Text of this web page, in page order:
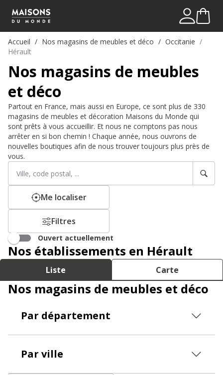
Mon
Me
Accueil Nos magasins de meubles et déco
Occitanie
Hérault
Nos magasins de meubles
et déco
Partout en France, mais aussi en Europe, ce sont plus de 330
magasins de meubles et décoration Maisons du Monde qui
sont prêts à vous accueillir. Et nous ne comptons pas nous
arrêter en si bon chemin ! Chaque année, nous ouvrons de
nouvelles boutiques afin de nous trouver toujours plus près de
vous.
Rechercher
établissement
Veuillez
renseigner
adresse
Me localiser
Filtres
Ouvert actuellement
Nos établissements en Hérault
Liste Carte
Nos magasins de meubles et déco
Par département
Par ville